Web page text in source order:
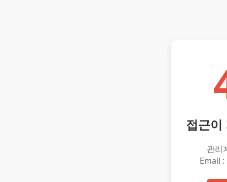
접근이
관리
Email